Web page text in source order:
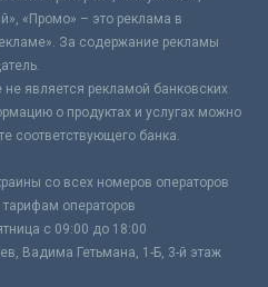
«Промо» – это реклама в
За содержание рекламы
является рекламой банковских
о продуктах и услугах можно
соответствующего банка.
со всех номеров операторов
операторов
с 09:00 до 18:00
Вадима Гетьмана, 1-Б, 3-й этаж